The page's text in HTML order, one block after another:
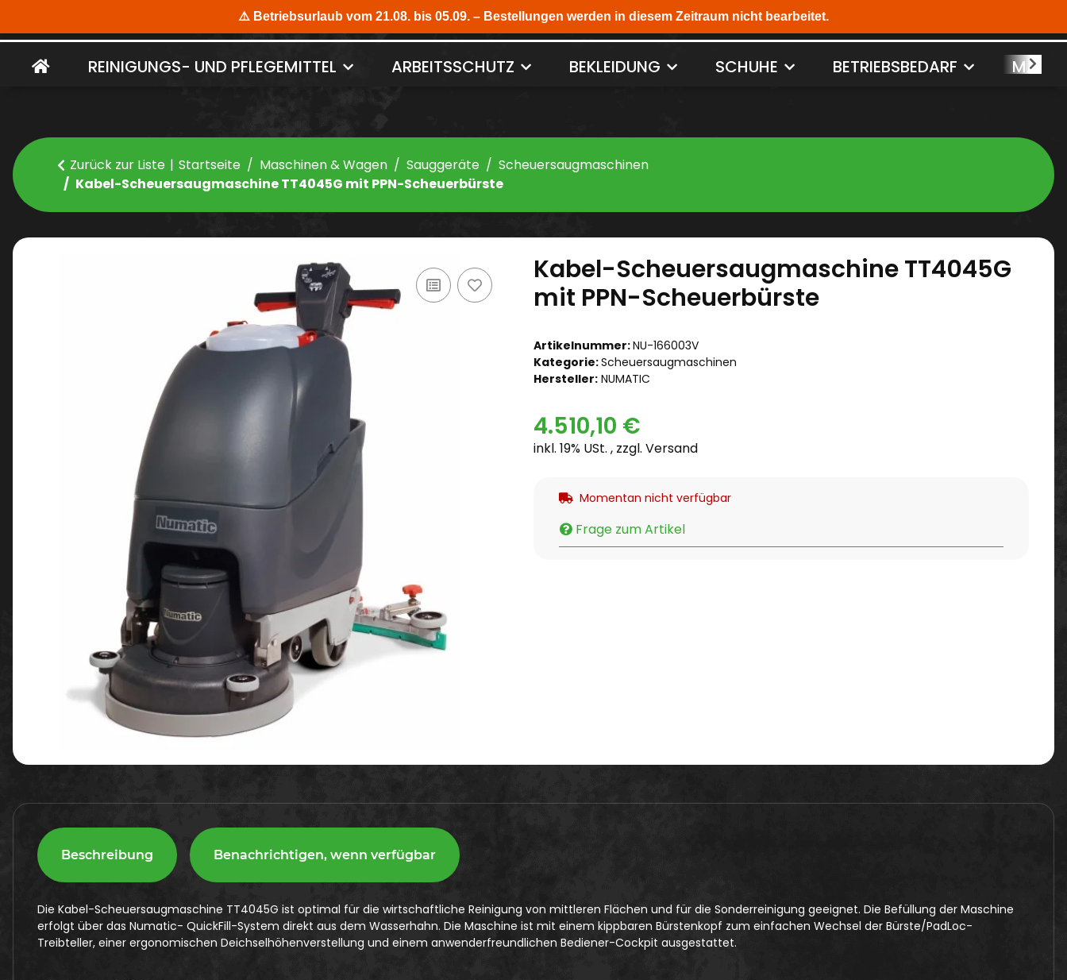
REINIGUNGS- UND PFLEGEMITTEL ARBEITSSCHUTZ BEKLEIDUNG SCHUHE BETRIEBSBEDARF
Zurück zur Liste Startseite Maschinen & Wagen Sauggeräte
Scheuersaugmaschinen
Kabel-Scheuersaugmaschine TT4045G mit PPN-Scheuerbürste
Kabel-Scheuersaugmaschine TT4045G
mit PPN-Scheuerbürste
Artikelnummer:NU-166003V
Kategorie:Scheuersaugmaschinen
Hersteller: NUMATIC
4.510,10 €
inkl. 19% USt. , zzgl. Versand
Momentan nicht verfügbar
Frage zum Artikel
Beschreibung Benachrichtigen, wenn verfügbar
Die Kabel-Scheuersaugmaschine TT4045G ist optimal für die wirtschaftliche Reinigung von mittleren Flächen und für die Sonderreinigung geeignet. Die Befüllung der Maschine
erfolgt über das Numatic- QuickFill-System direkt aus dem Wasserhahn. Die Maschine ist mit einem kippbaren Bürstenkopf zum einfachen Wechsel der Bürste/PadLoc-
Treibteller, einer ergonomischen Deichselhöhenverstellung und einem anwenderfreundlichen Bediener-Cockpit ausgestattet.